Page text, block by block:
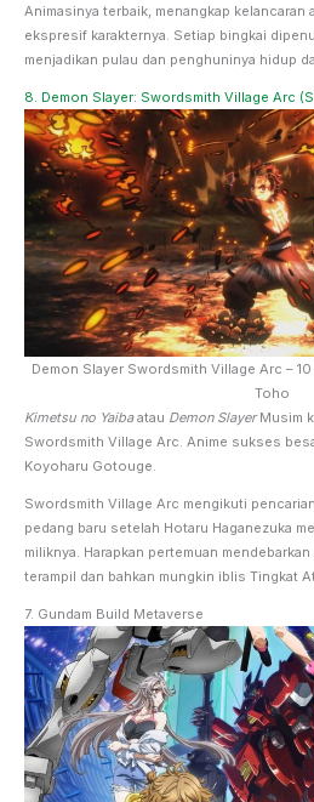
Animasinya terbaik, menangkap
ekspresif karakternya. Setiap bingkai
menjadikan pulau dan penghuninya hidup
8. Demon Slayer: Swordsmith Village Arc
Demon Slayer Swordsmith Village Arc –
Toho
Kimetsu no Yaibaatau Demon SlayerMusim
Swordsmith Village Arc. Anime sukses
Koyoharu Gotouge.
Swordsmith Village Arc mengikuti
pedang baru setelah Hotaru Haganezuka
miliknya. Harapkan pertemuan
terampil dan bahkan mungkin iblis Tingkat
7. Gundam Build Metaverse